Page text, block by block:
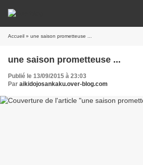
Accueil » une saison prometteuse ...
une saison prometteuse ...
Publié le 13/09/2015 à 23:03
Par aikidojosankaku.over-blog.com